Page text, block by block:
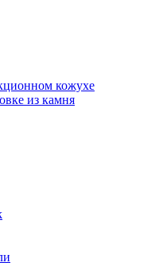
кожухе
из камня